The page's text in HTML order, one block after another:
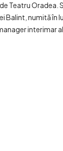
Teatru Oradea.
Balint, numită în
interimar